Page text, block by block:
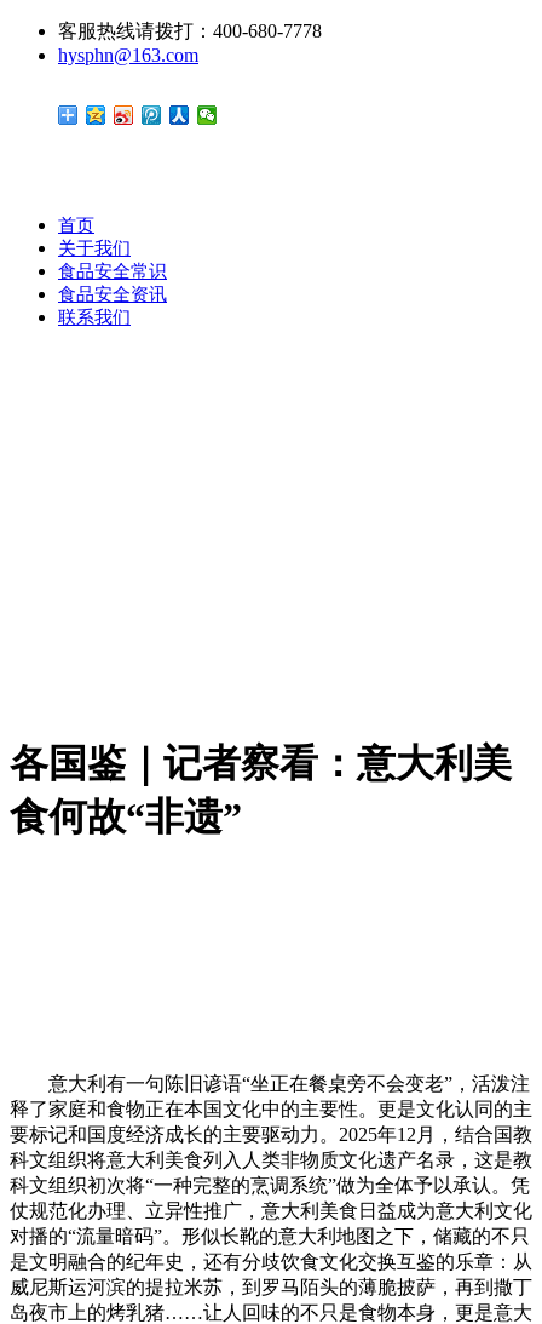
客服热线请拨打：400-680-7778
hysphn@163.com
首页
关于我们
食品安全常识
食品安全资讯
联系我们
各国鉴｜记者察看：意大利美
食何故“非遗”
意大利有一句陈旧谚语“坐正在餐桌旁不会变老”，活泼注
释了家庭和食物正在本国文化中的主要性。更是文化认同的主
要标记和国度经济成长的主要驱动力。2025年12月，结合国教
科文组织将意大利美食列入人类非物质文化遗产名录，这是教
科文组织初次将“一种完整的烹调系统”做为全体予以承认。凭
仗规范化办理、立异性推广，意大利美食日益成为意大利文化
对播的“流量暗码”。形似长靴的意大利地图之下，储藏的不只
是文明融合的纪年史，还有分歧饮食文化交换互鉴的乐章：从
威尼斯运河滨的提拉米苏，到罗马陌头的薄脆披萨，再到撒丁
岛夜市上的烤乳猪……让人回味的不只是食物本身，更是意大